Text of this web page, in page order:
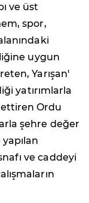
ve üst
spor,
uygun
Yarışan'
yatırımlarla
Ordu
şehre değer
ve caddeyi